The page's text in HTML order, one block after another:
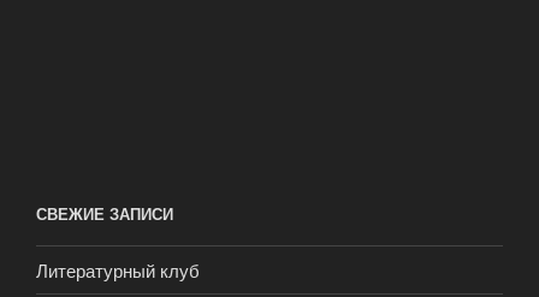
СВЕЖИЕ ЗАПИСИ
Литературный клуб